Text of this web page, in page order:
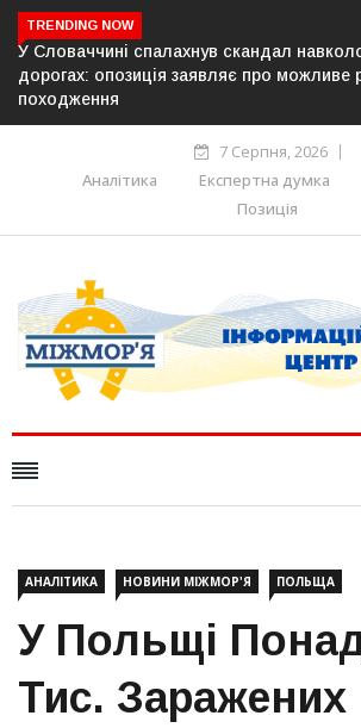
TRENDING NOW
на
У Молдові готують план дій
постачання газу до
7 Серпня, 2026
Аналітика
Експертна думка
Позиція
АНАЛІТИКА НОВИНИ МІЖМОР'Я ПОЛЬЩА
У Польщі
Тис. Заражених